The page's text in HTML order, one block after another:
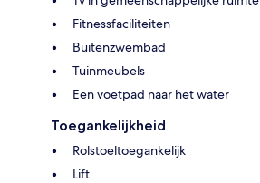
Fitnessfaciliteiten
Buitenzwembad
Tuinmeubels
Een voetpad naar het water
Toegankelijkheid
Rolstoeltoegankelijk
Lift